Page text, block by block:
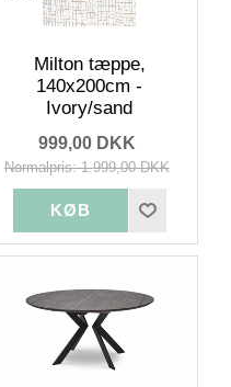
Milton tæppe,
140x200cm -
Ivory/sand
999,00 DKK
Normalpris: 1.999,00 DKK